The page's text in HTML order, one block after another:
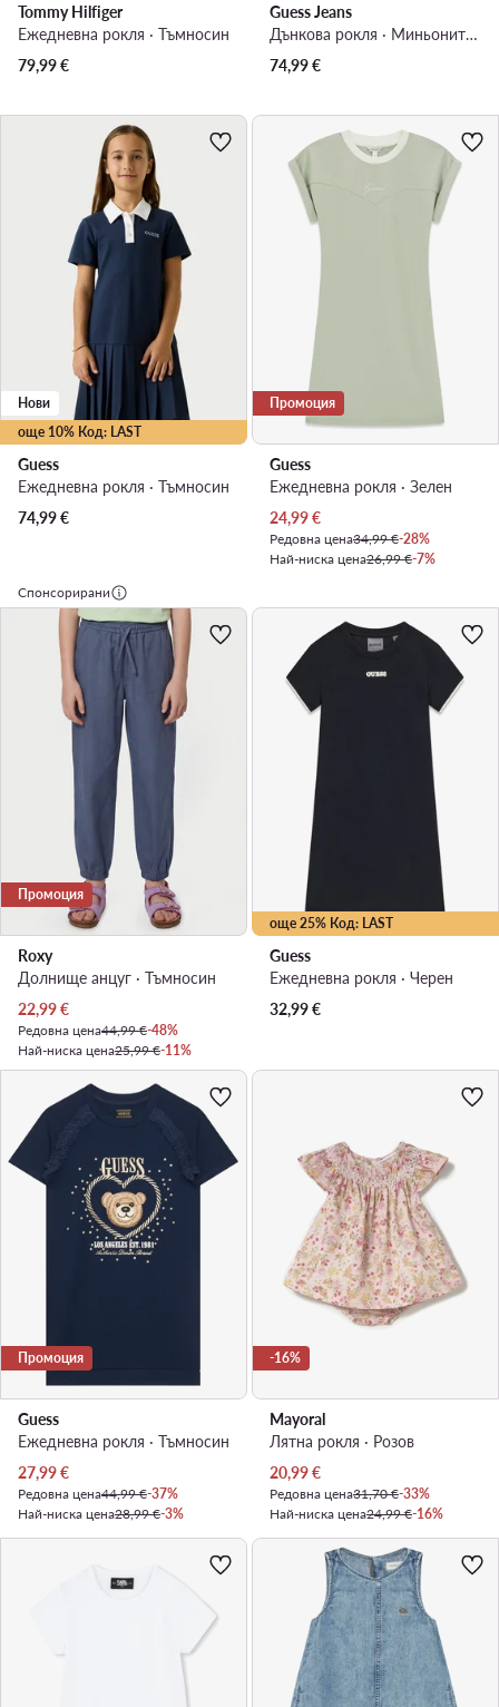
Tommy Hilfiger
Ежедневна рокля · Тъмносин
79,99€
Guess Jeans
Дънкова рокля · Миньоните · Син
74,99€
още 10% Код: LAST
Нови
Guess
Ежедневна рокля · Тъмносин
74,99€
Промоция
Guess
Ежедневна рокля · Зелен
Актуална цена
24,99€
Редовна цена34,99 €-28%
Най-ниска цена26,99 €-7%
Спонсорирани
Промоция
Roxy
Долнище анцуг · Тъмносин
Актуална цена
22,99€
Редовна цена44,99 €-48%
Най-ниска цена25,99 €-11%
още 25% Код: LAST
Guess
Ежедневна рокля · Черен
32,99€
Промоция
Guess
Ежедневна рокля · Тъмносин
Актуална цена
27,99€
Редовна цена44,99 €-37%
Най-ниска цена28,99 €-3%
-16%
Mayoral
Лятна рокля · Розов
Актуална цена
20,99€
Редовна цена31,70 €-33%
Най-ниска цена24,99 €-16%